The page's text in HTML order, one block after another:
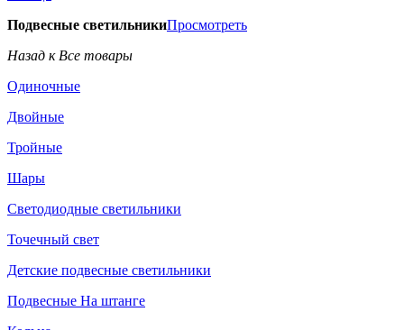
Подвесные светильникиПросмотреть
Назад к Все товары
Одиночные
Двойные
Тройные
Шары
Светодиодные светильники
Точечный свет
Детские подвесные светильники
Подвесные На штанге